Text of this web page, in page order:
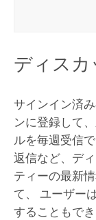
ディス
サインイン済
ンに登録して
ルを毎週受信
返信など、デ
ティーの最新
て、 ユーザー
することもで